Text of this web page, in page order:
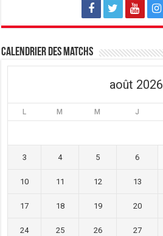
Calendrier des matchs
août 2026
L M M J
3 4 5 6
10 11 12 13
17 18 19 20
24 25 26 27